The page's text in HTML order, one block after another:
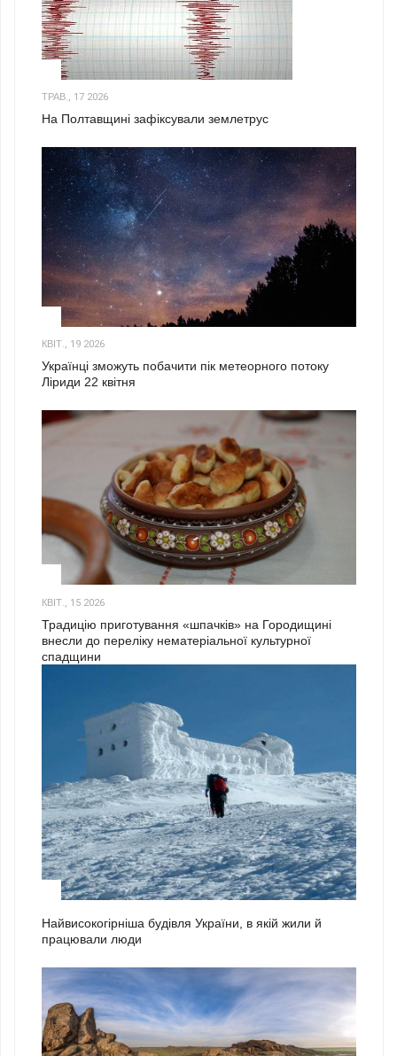
ТРАВ., 17 2026
На Полтавщині зафіксували землетрус
КВІТ., 19 2026
Українці зможуть побачити пік метеорного потоку
Ліриди 22 квітня
КВІТ., 15 2026
Традицію приготування «шпачків» на Городищині
внесли до переліку нематеріальної культурної
спадщини
Найвисокогірніша будівля України, в якій жили й
працювали люди